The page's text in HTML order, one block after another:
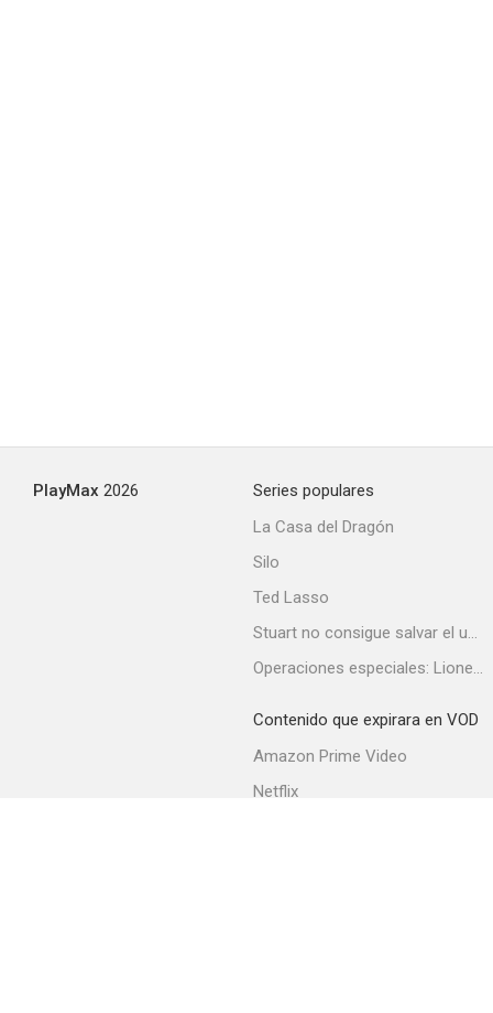
PlayMax 2026
Series populares
La Casa del Dragón
Silo
Ted Lasso
Stuart no consigue salvar el universo
Operaciones especiales: Lioness
Contenido que expirara en VOD
Amazon Prime Video
Netflix